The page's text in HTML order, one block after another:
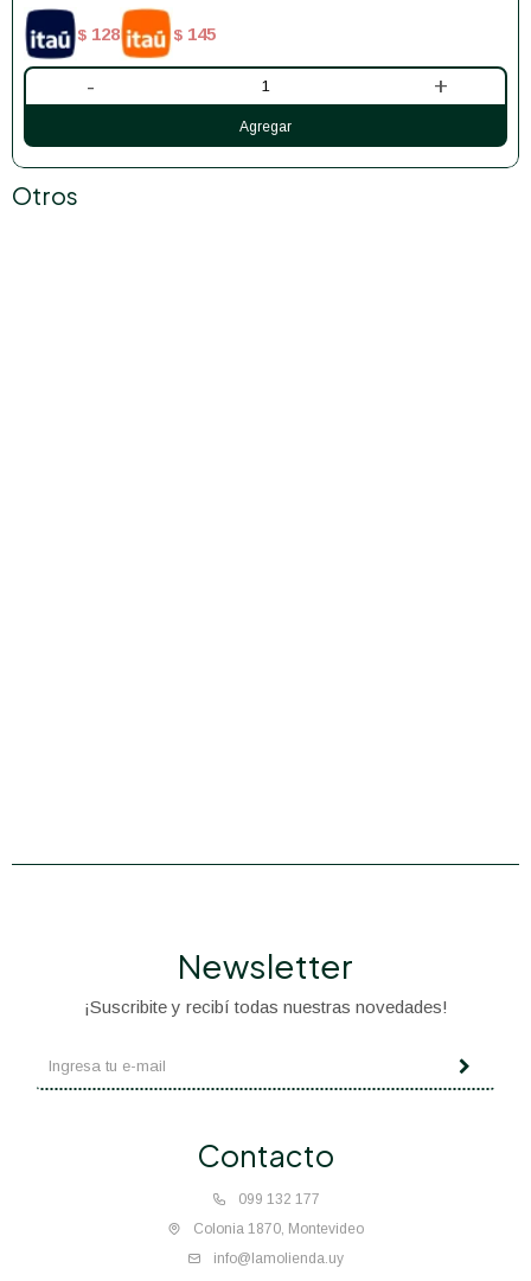
$ 128 $ 145
- +
Otros
Contacto
099 132 177
Colonia 1870, Montevideo
info@lamolienda.uy
Newsletter
¡Suscribite y recibí todas nuestras novedades!